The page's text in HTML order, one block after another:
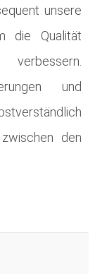
unsere
die Qualität
und
den